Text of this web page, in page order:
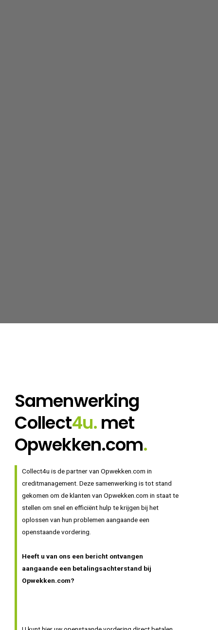
Samenwerking
Collect4u. met
Opwekken.com.
Collect4u is de partner van Opwekken.com in
creditmanagement. Deze samenwerking is tot stand
gekomen om de klanten van Opwekken.com in staat te
stellen om snel en efficiënt hulp te krijgen bij het
oplossen van hun problemen aangaande een
openstaande vordering.
Heeft u van ons een bericht ontvangen
aangaande een betalingsachterstand bij
Opwekken.com?